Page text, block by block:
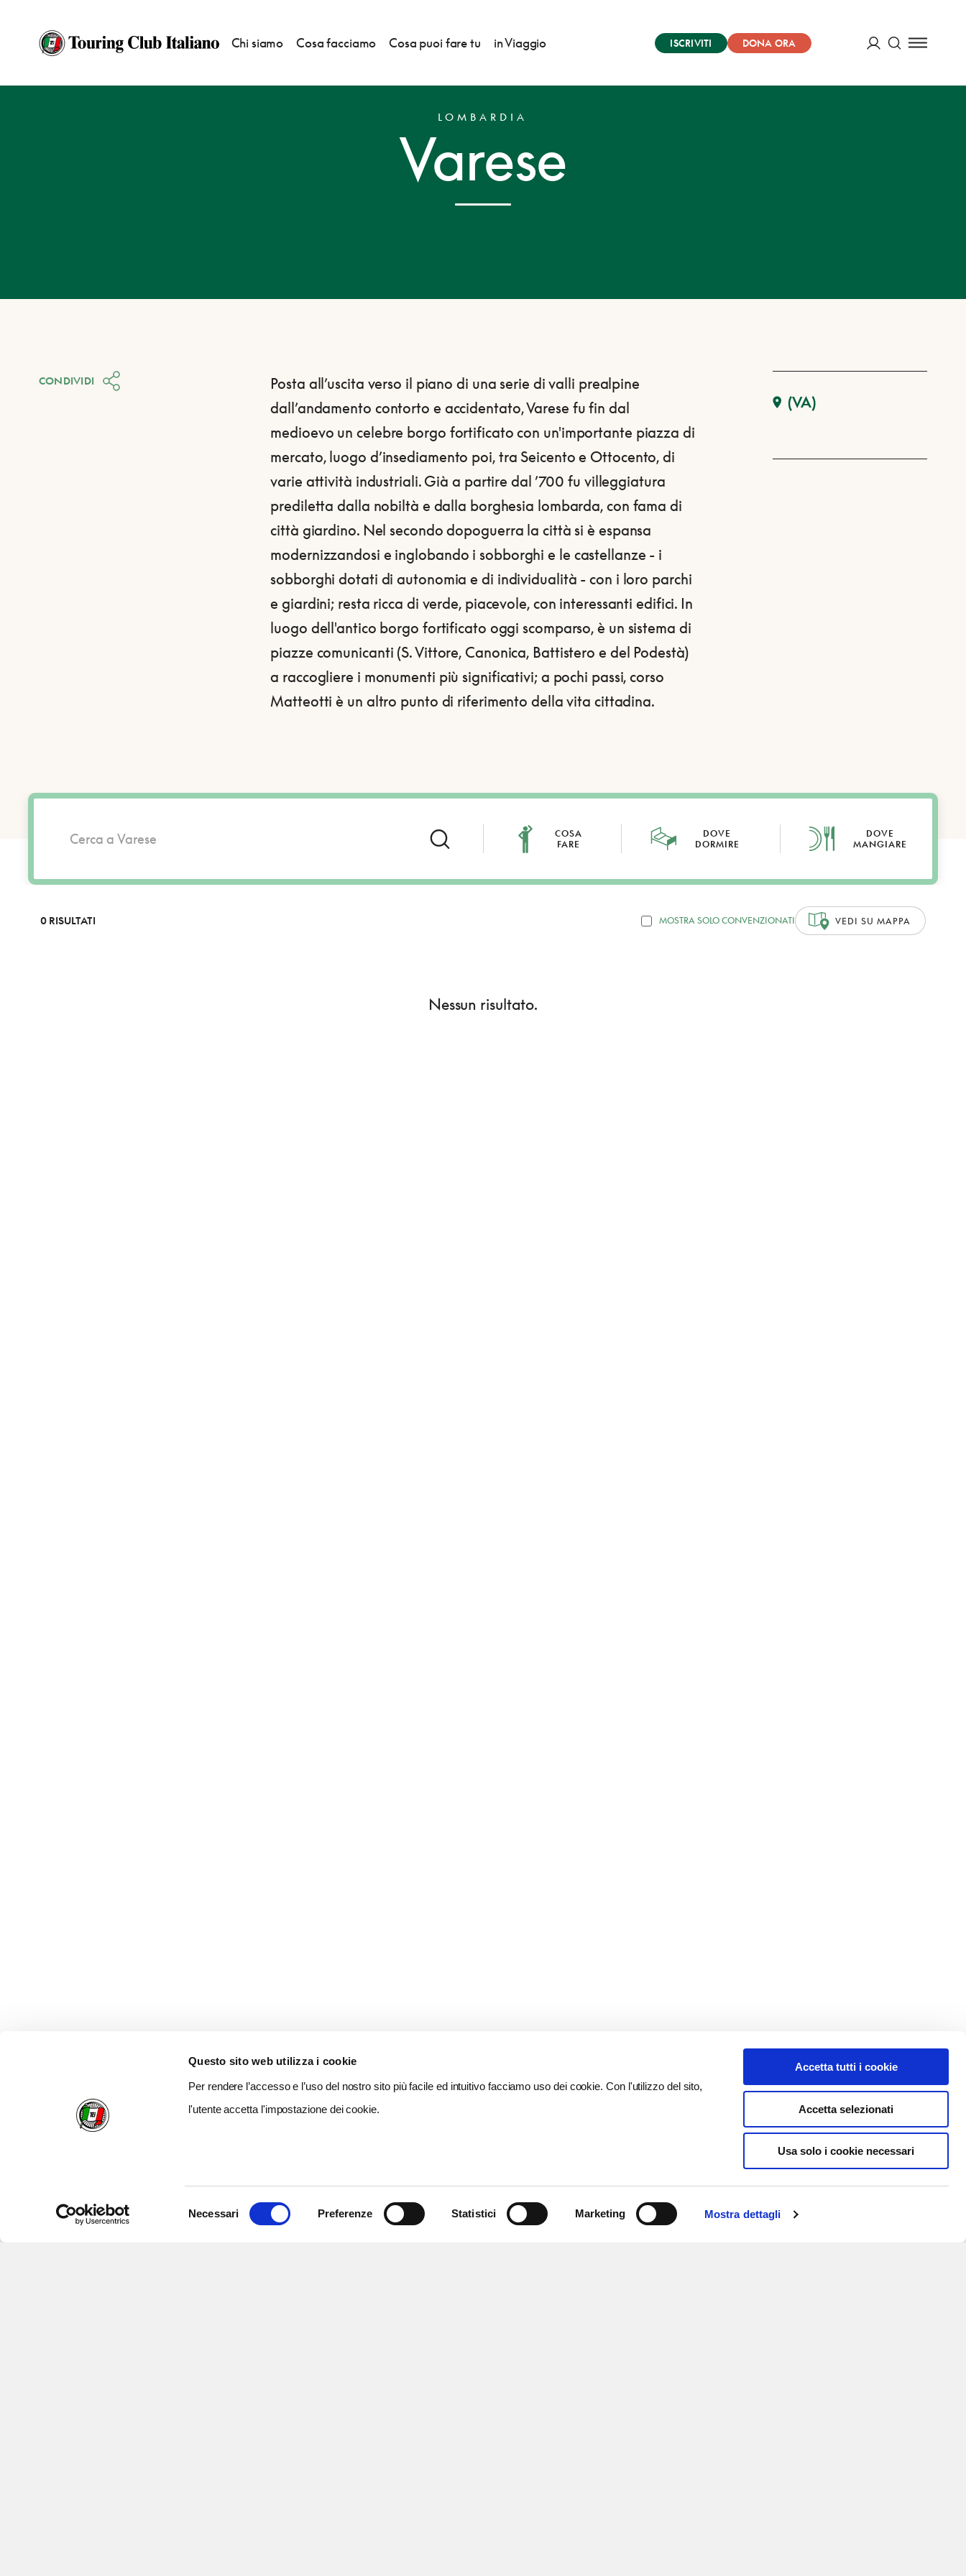
Questo sito web utilizza i cookie
Per rendere l’accesso e l’uso del nostro sito più facile ed intuitivo facciamo uso dei cookie. Con l'utilizzo del sito,
l'utente accetta l'impostazione dei cookie.
Necessari Preferenze Statistici Marketing Mostra dettagli
Accetta tutti i cookie
Accetta selezionati
Usa solo i cookie necessari
Chi siamo Cosa facciamo Cosa puoi fare tu in Viaggio ISCRIVITI
DONA ORA
HOME DESTINAZIONI VARESE
LOMBARDIA
Varese
Posta all’uscita verso il piano di una serie di valli prealpine
dall’andamento contorto e accidentato, Varese fu fin dal
medioevo un celebre borgo fortificato con un'importante piazza di
mercato, luogo d’insediamento poi, tra Seicento e Ottocento, di
varie attività industriali. Già a partire dal ’700 fu villeggiatura
prediletta dalla nobiltà e dalla borghesia lombarda, con fama di
città giardino. Nel secondo dopoguerra la città si è espansa
modernizzandosi e inglobando i sobborghi e le castellanze - i
sobborghi dotati di autonomia e di individualità - con i loro parchi
e giardini; resta ricca di verde, piacevole, con interessanti edifici. In
luogo dell'antico borgo fortificato oggi scomparso, è un sistema di
piazze comunicanti (S. Vittore, Canonica, Battistero e del Podestà)
a raccogliere i monumenti più significativi; a pochi passi, corso
Matteotti è un altro punto di riferimento della vita cittadina.
CONDIVIDI
(VA)
COSA
FARE
DOVE
DORMIRE
DOVE
MANGIARE
0 RISULTATI MOSTRA SOLO CONVENZIONATI VEDI SU MAPPA
Nessun risultato.